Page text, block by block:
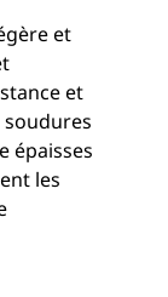
et
et
épaisses
les